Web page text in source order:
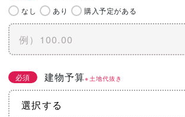
なし あり 購入予定がある
必須 建物予算※土地代抜き